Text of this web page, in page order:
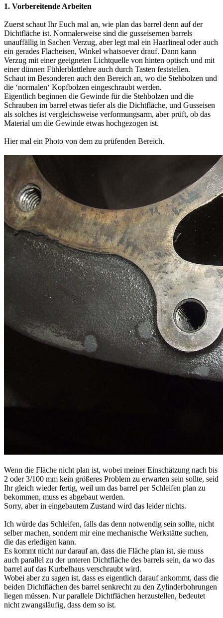
1. Vorbereitende Arbeiten
Zuerst schaut Ihr Euch mal an, wie plan das barrel denn auf der
Dichtfläche ist. Normalerweise sind die gusseisernen barrels
unauffällig in Sachen Verzug, aber legt mal ein Haarlineal oder auch
ein gerades Flacheisen, Winkel whatsoever drauf. Dann kann
Verzug mit einer geeigneten Lichtquelle von hinten optisch und mit
einer dünnen Fühlerblattlehre auch durch Tasten feststellen.
Schaut im Besonderen auch den Bereich an, wo die Stehbolzen und
die ‘normalen‘ Kopfbolzen eingeschraubt werden.
Eigentlich beginnen die Gewinde für die Stehbolzen und die
Schrauben im barrel etwas tiefer als die Dichtfläche, und Gusseisen
als solches ist vergleichsweise verformungsarm, aber prüft, ob das
Material um die Gewinde etwas hochgezogen ist.
Hier mal ein Photo von dem zu prüfenden Bereich.
Wenn die Fläche nicht plan ist, wobei meiner Einschätzung nach bis
2 oder 3/100 mm kein größeres Problem zu erwarten sein sollte, seid
Ihr gleich wieder fertig, weil um das barrel per Schleifen plan zu
bekommen, muss es abgebaut werden.
Sorry, aber in eingebautem Zustand wird das leider nichts.
Ich würde das Schleifen, falls das denn notwendig sein sollte, nicht
selber machen, sondern mir eine mechanische Werkstätte suchen,
die das erledigen kann.
Es kommt nicht nur darauf an, dass die Fläche plan ist, sie muss
auch parallel zu der unteren Dichtfläche des barrels sein, da wo das
barrel auf das Kurbelhaus verschraubt wird.
Wobei aber zu sagen ist, dass es eigentlich darauf ankommt, dass die
beiden Dichtflächen des barrel senkrecht zu den Zylinderbohrungen
liegen müssen. Nur parallele Dichtflächen herzustellen, bedeutet
nicht zwangsläufig, dass dem so ist.